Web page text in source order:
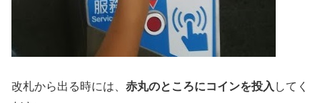
改札から出る時には、 赤丸のところにコインを投入 してく